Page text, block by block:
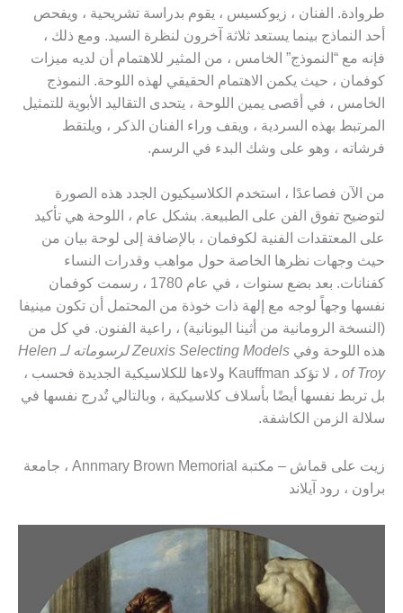
طروادة. الفنان ، زيوكسيس ، يقوم بدراسة تشريحية ، ويفحص
أحد النماذج بينما يستعد ثلاثة آخرون لنظرة السيد. ومع ذلك ،
فإنه مع “النموذج” الخامس ، من المثير للاهتمام أن لديه ميزات
كوفمان ، حيث يكمن الاهتمام الحقيقي لهذه اللوحة. النموذج
الخامس ، في أقصى يمين اللوحة ، يتحدى التقاليد الأبوية للتمثيل
المرتبط بهذه السردية ، ويقف وراء الفنان الذكر ، ويلتقط
فرشاته ، وهو على وشك البدء في الرسم.
من الآن فصاعدًا ، استخدم الكلاسيكيون الجدد هذه الصورة
لتوضيح تفوق الفن على الطبيعة. بشكل عام ، اللوحة هي تأكيد
على المعتقدات الفنية لكوفمان ، بالإضافة إلى لوحة بيان من
حيث وجهات نظرها الخاصة حول مواهب وقدرات النساء
كفنانات. بعد بضع سنوات ، في عام 1780 ، رسمت كوفمان
نفسها وجهاً لوجه مع إلهة ذات خوذة من المحتمل أن تكون مينيفا
(النسخة الرومانية من أثينا اليونانية) ، راعية الفنون. في كل من
هذه اللوحة وفي
Zeuxis Selecting Models لرسوماته لـ Helen
of Troy
، لا تؤكد Kauffman ولاءها للكلاسيكية الجديدة فحسب ،
بل تربط نفسها أيضًا بأسلاف كلاسيكية ، وبالتالي تُدرج نفسها في
سلالة الزمن الكاشفة.
زيت على قماش – مكتبة Annmary Brown Memorial ، جامعة
براون ، رود آيلاند